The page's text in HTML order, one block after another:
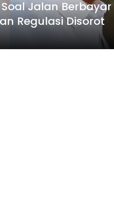
Soal Jalan
Regulasi Disorot